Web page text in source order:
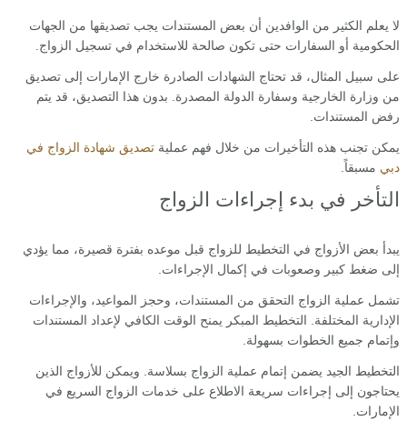
لا يعلم الكثير من الوافدين أن بعض المستندات يجب تصديقها من الجهات
الحكومية أو السفارات حتى تكون صالحة للاستخدام في تسجيل الزواج.
على سبيل المثال، قد تحتاج الشهادات الصادرة خارج الإمارات إلى تصديق
من وزارة الخارجية وسفارة الدولة المصدرة. بدون هذا التصديق، قد يتم
رفض المستندات.
يمكن تجنب هذه التأخيرات من خلال فهم عملية تصديق شهادة الزواج في
دبي مسبقاً.
التأخر في بدء إجراءات الزواج
يبدأ بعض الأزواج في التخطيط للزواج قبل موعده بفترة قصيرة، مما يؤدي
إلى ضغط كبير وصعوبات في إكمال الإجراءات.
تشمل عملية الزواج التحقق من المستندات، وحجز المواعيد، والإجراءات
الإدارية المختلفة. التخطيط المبكر يمنح الوقت الكافي لإعداد المستندات
وإتمام جميع الخطوات بسهولة.
التخطيط الجيد يضمن إتمام عملية الزواج بسلاسة. ويمكن للأزواج الذين
يحتاجون إلى إجراءات سريعة الاطلاع على خدمات الزواج السريع في
الإمارات.